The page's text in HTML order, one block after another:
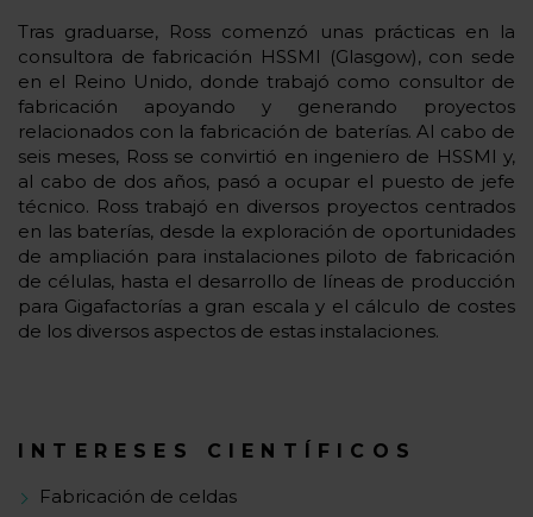
Tras graduarse, Ross comenzó unas prácticas en la
consultora de fabricación HSSMI (Glasgow), con sede
en el Reino Unido, donde trabajó como consultor de
fabricación apoyando y generando proyectos
relacionados con la fabricación de baterías. Al cabo de
seis meses, Ross se convirtió en ingeniero de HSSMI y,
al cabo de dos años, pasó a ocupar el puesto de jefe
técnico. Ross trabajó en diversos proyectos centrados
en las baterías, desde la exploración de oportunidades
de ampliación para instalaciones piloto de fabricación
de células, hasta el desarrollo de líneas de producción
para Gigafactorías a gran escala y el cálculo de costes
de los diversos aspectos de estas instalaciones.
INTERESES CIENTÍFICOS
Fabricación de celdas